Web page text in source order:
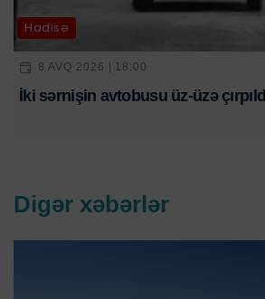
Hadisə
8 AVQ 2026 | 18:00
İki sərnişin avtobusu üz-üzə
Digər xəbərlər